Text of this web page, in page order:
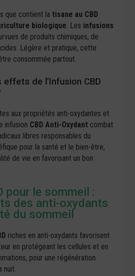
que contient la tisane au CBD
biologique. Les infusions
de produits chimiques, de
Légère et pratique, cette
consommée partout.
de l’Infusion CBD
aux propriétés anti-oxydantes et
infusion CBD Anti-Oxydant combat
libres responsables du
pour la santé et le bien-être,
de vie en favorisant un bon
pour le sommeil :
des anti-oxydants
du sommeil
riches en anti-oxydants favorisent
en protégeant les cellules et en
pour une régénération
nuit.